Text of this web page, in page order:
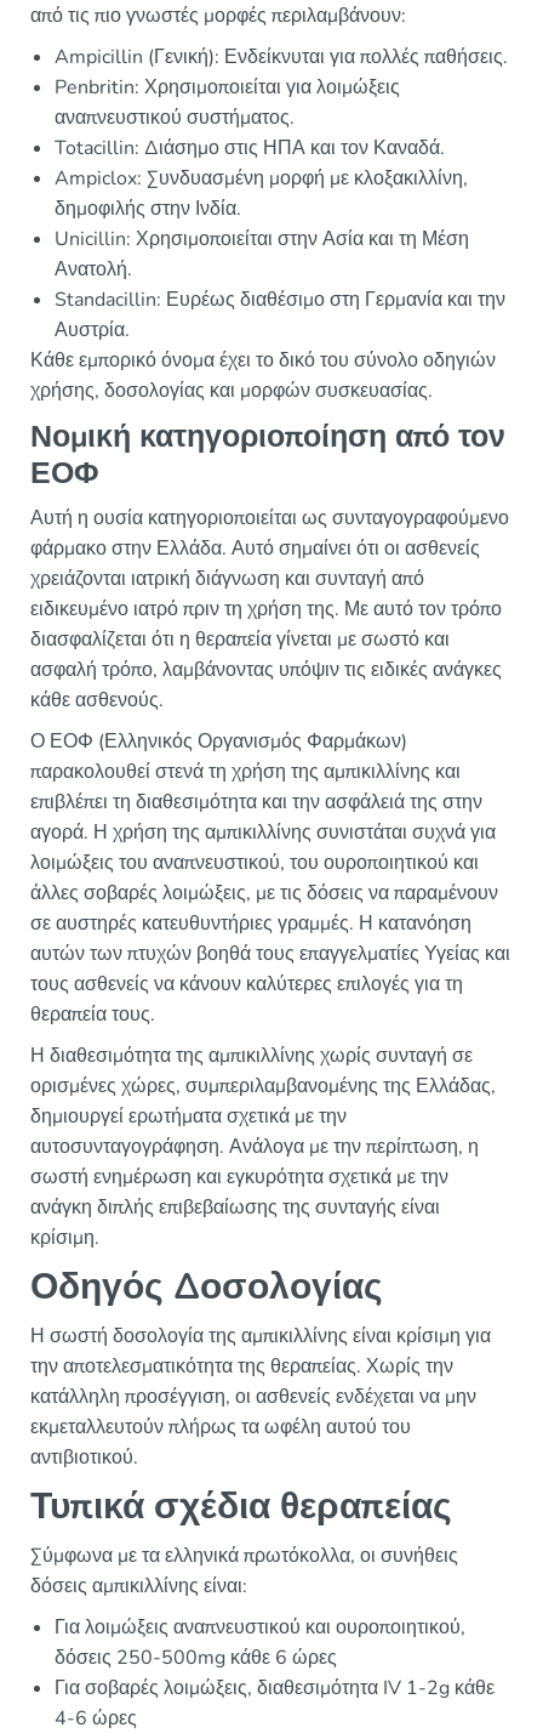
από τις πιο γνωστές μορφές περιλαμβάνουν:
Ampicillin (Γενική): Ενδείκνυται για πολλές παθήσεις.
Penbritin: Χρησιμοποιείται για λοιμώξεις
αναπνευστικού συστήματος.
Totacillin: Διάσημο στις ΗΠΑ και τον Καναδά.
Ampiclox: Συνδυασμένη μορφή με κλοξακιλλίνη,
δημοφιλής στην Ινδία.
Unicillin: Χρησιμοποιείται στην Ασία και τη Μέση
Ανατολή.
Standacillin: Ευρέως διαθέσιμο στη Γερμανία και την
Αυστρία.
Κάθε εμπορικό όνομα έχει το δικό του σύνολο οδηγιών
χρήσης, δοσολογίας και μορφών συσκευασίας.
Νομική κατηγοριοποίηση από τον
ΕΟΦ
Αυτή η ουσία κατηγοριοποιείται ως συνταγογραφούμενο
φάρμακο στην Ελλάδα. Αυτό σημαίνει ότι οι ασθενείς
χρειάζονται ιατρική διάγνωση και συνταγή από
ειδικευμένο ιατρό πριν τη χρήση της. Με αυτό τον τρόπο
διασφαλίζεται ότι η θεραπεία γίνεται με σωστό και
ασφαλή τρόπο, λαμβάνοντας υπόψιν τις ειδικές ανάγκες
κάθε ασθενούς.
Ο ΕΟΦ (Ελληνικός Οργανισμός Φαρμάκων)
παρακολουθεί στενά τη χρήση της αμπικιλλίνης και
επιβλέπει τη διαθεσιμότητα και την ασφάλειά της στην
αγορά. Η χρήση της αμπικιλλίνης συνιστάται συχνά για
λοιμώξεις του αναπνευστικού, του ουροποιητικού και
άλλες σοβαρές λοιμώξεις, με τις δόσεις να παραμένουν
σε αυστηρές κατευθυντήριες γραμμές. Η κατανόηση
αυτών των πτυχών βοηθά τους επαγγελματίες Υγείας και
τους ασθενείς να κάνουν καλύτερες επιλογές για τη
θεραπεία τους.
Η διαθεσιμότητα της αμπικιλλίνης χωρίς συνταγή σε
ορισμένες χώρες, συμπεριλαμβανομένης της Ελλάδας,
δημιουργεί ερωτήματα σχετικά με την
αυτοσυνταγογράφηση. Ανάλογα με την περίπτωση, η
σωστή ενημέρωση και εγκυρότητα σχετικά με την
ανάγκη διπλής επιβεβαίωσης της συνταγής είναι
κρίσιμη.
Οδηγός Δοσολογίας
Η σωστή δοσολογία της αμπικιλλίνης είναι κρίσιμη για
την αποτελεσματικότητα της θεραπείας. Χωρίς την
κατάλληλη προσέγγιση, οι ασθενείς ενδέχεται να μην
εκμεταλλευτούν πλήρως τα ωφέλη αυτού του
αντιβιοτικού.
Τυπικά σχέδια θεραπείας
Σύμφωνα με τα ελληνικά πρωτόκολλα, οι συνήθεις
δόσεις αμπικιλλίνης είναι:
Για λοιμώξεις αναπνευστικού και ουροποιητικού,
δόσεις 250-500mg κάθε 6 ώρες
Για σοβαρές λοιμώξεις, διαθεσιμότητα IV 1-2g κάθε
4-6 ώρες